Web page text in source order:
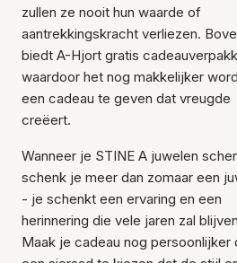
zullen ze nooit hun waarde of
aantrekkingskracht verliezen.
biedt A-Hjort gratis
waardoor het nog makkelijker
een cadeau te geven dat vreugde
creëert.
Wanneer je STINE A juwelen
schenk je meer dan zomaar een
- je schenkt een ervaring en een
herinnering die vele jaren zal
Maak je cadeau nog persoonlijker